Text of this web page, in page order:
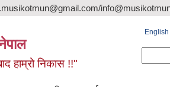
हाम्रो निकास !!"
English